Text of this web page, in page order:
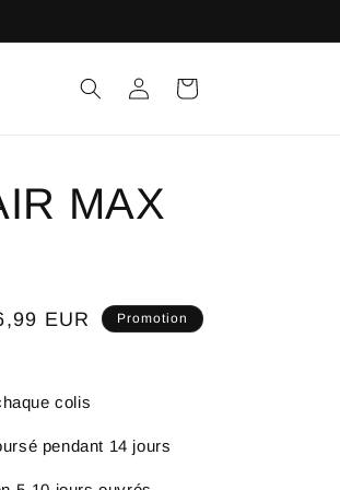
ConnexionPanier
MAX
EUR Promotion
colis
pendant 14 jours